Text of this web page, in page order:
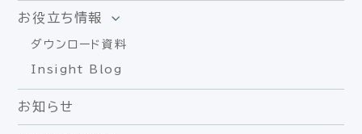
お役立ち情報
ダウンロード資料
Insight Blog
お知らせ